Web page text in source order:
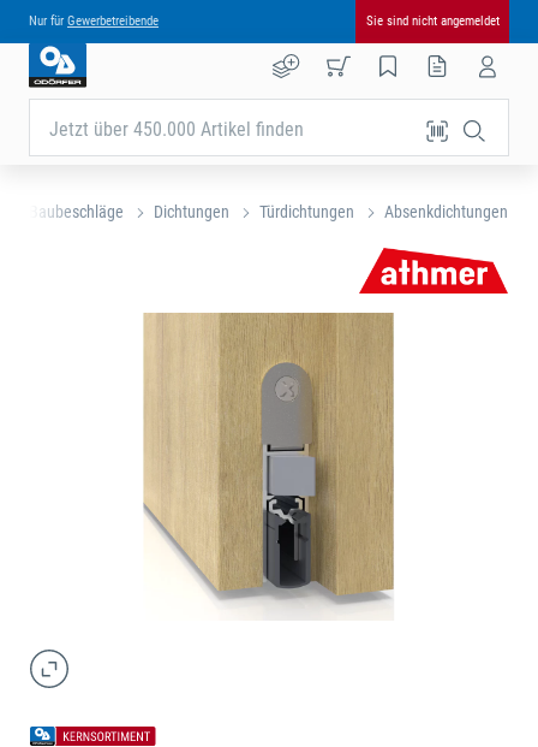
Nur für Gewerbetreibende Sie sind nicht angemeldet
Jetzt über 450.000 Artikel finden
Baubeschläge Dichtungen Türdichtungen Absenkdichtungen